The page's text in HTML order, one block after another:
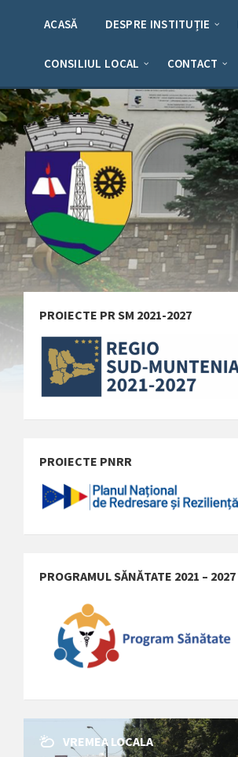
ACASĂ DESPRE INSTITUȚIE
CONSILIUL LOCAL CONTACT
PROIECTE PR SM 2021-2027
PROIECTE PNRR
PROGRAMUL SĂNĂTATE 2021 – 2027
VREMEA LOCALA